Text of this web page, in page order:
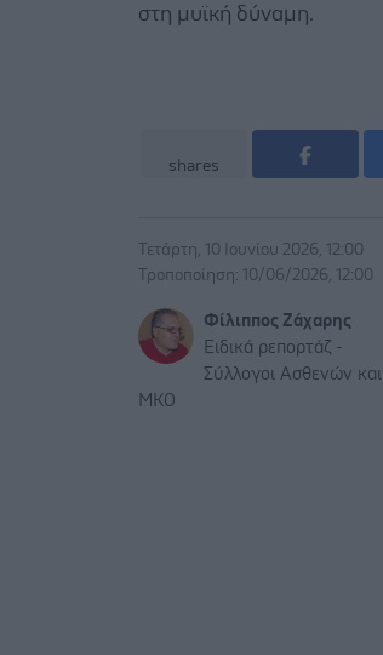
στη μυϊκή δύναμη.
shares
Τετάρτη, 10 Ιουνίου 2026, 12:00
Τροποποίηση: 10/06/2026, 12:00
Φίλιππος Ζάχαρης
Ειδικά ρεπορτάζ -
Σύλλογοι Ασθενών και
ΜΚΟ